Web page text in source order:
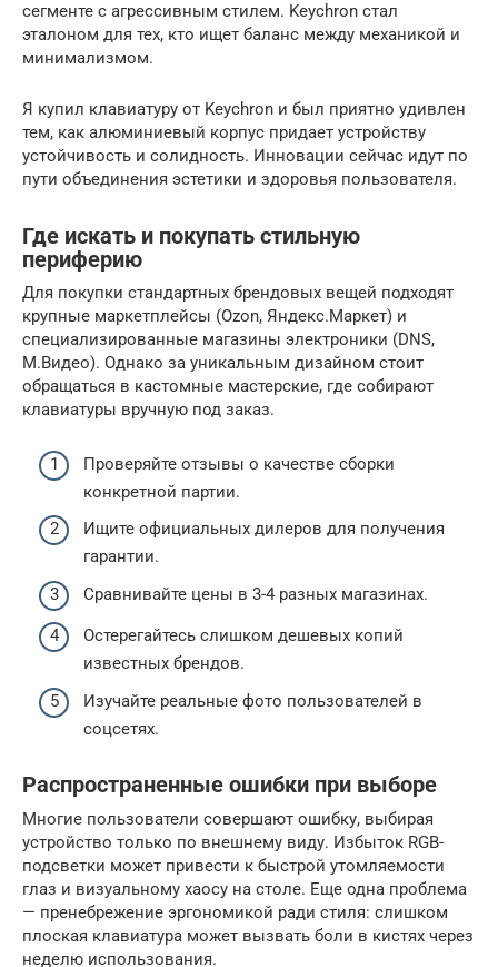
сегменте с агрессивным стилем. Keychron стал
эталоном для тех, кто ищет баланс между механикой и
минимализмом.
Я купил клавиатуру от Keychron и был приятно удивлен
тем, как алюминиевый корпус придает устройству
устойчивость и солидность. Инновации сейчас идут по
пути объединения эстетики и здоровья пользователя.
Где искать и покупать стильную
периферию
Для покупки стандартных брендовых вещей подходят
крупные маркетплейсы (Ozon, Яндекс.Маркет) и
специализированные магазины электроники (DNS,
М.Видео). Однако за уникальным дизайном стоит
обращаться в кастомные мастерские, где собирают
клавиатуры вручную под заказ.
Проверяйте отзывы о качестве сборки
конкретной партии.
Ищите официальных дилеров для получения
гарантии.
Сравнивайте цены в 3-4 разных магазинах.
Остерегайтесь слишком дешевых копий
известных брендов.
Изучайте реальные фото пользователей в
соцсетях.
Распространенные ошибки при выборе
Многие пользователи совершают ошибку, выбирая
устройство только по внешнему виду. Избыток RGB-
подсветки может привести к быстрой утомляемости
глаз и визуальному хаосу на столе. Еще одна проблема
— пренебрежение эргономикой ради стиля: слишком
плоская клавиатура может вызвать боли в кистях через
неделю использования.